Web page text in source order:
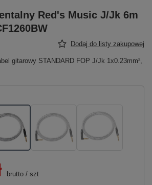
Red's Music J/Jk 6m
Dodaj do listy zakupowej
gitarowy STANDARD FOP J/Jk 1x0.23mm²,
brutto / szt